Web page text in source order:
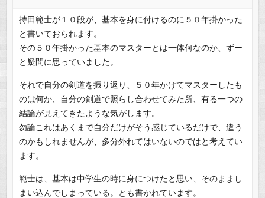
持田範士が１０段が、基本を身に付けるのに５０年掛かった
と書いておられます。
その５０年掛かった基本のマスターとは一体何なのか、ずー
と疑問に思っていました。
それで自分の剣道を振り返り、５０年かけてマスターしたも
のは何か、自分の剣道で照らし合わせてみた所、有る一つの
結論が見えてきたような気がします。
勿論これはあくまで自分だけがそう感じているだけで、違う
のかもしれませんが、多分外れてはいないのではと考えてい
ます。
範士は、基本は中学生の時に身につけたと思い、そのままし
まい込んでしまっている。とも書かれています。